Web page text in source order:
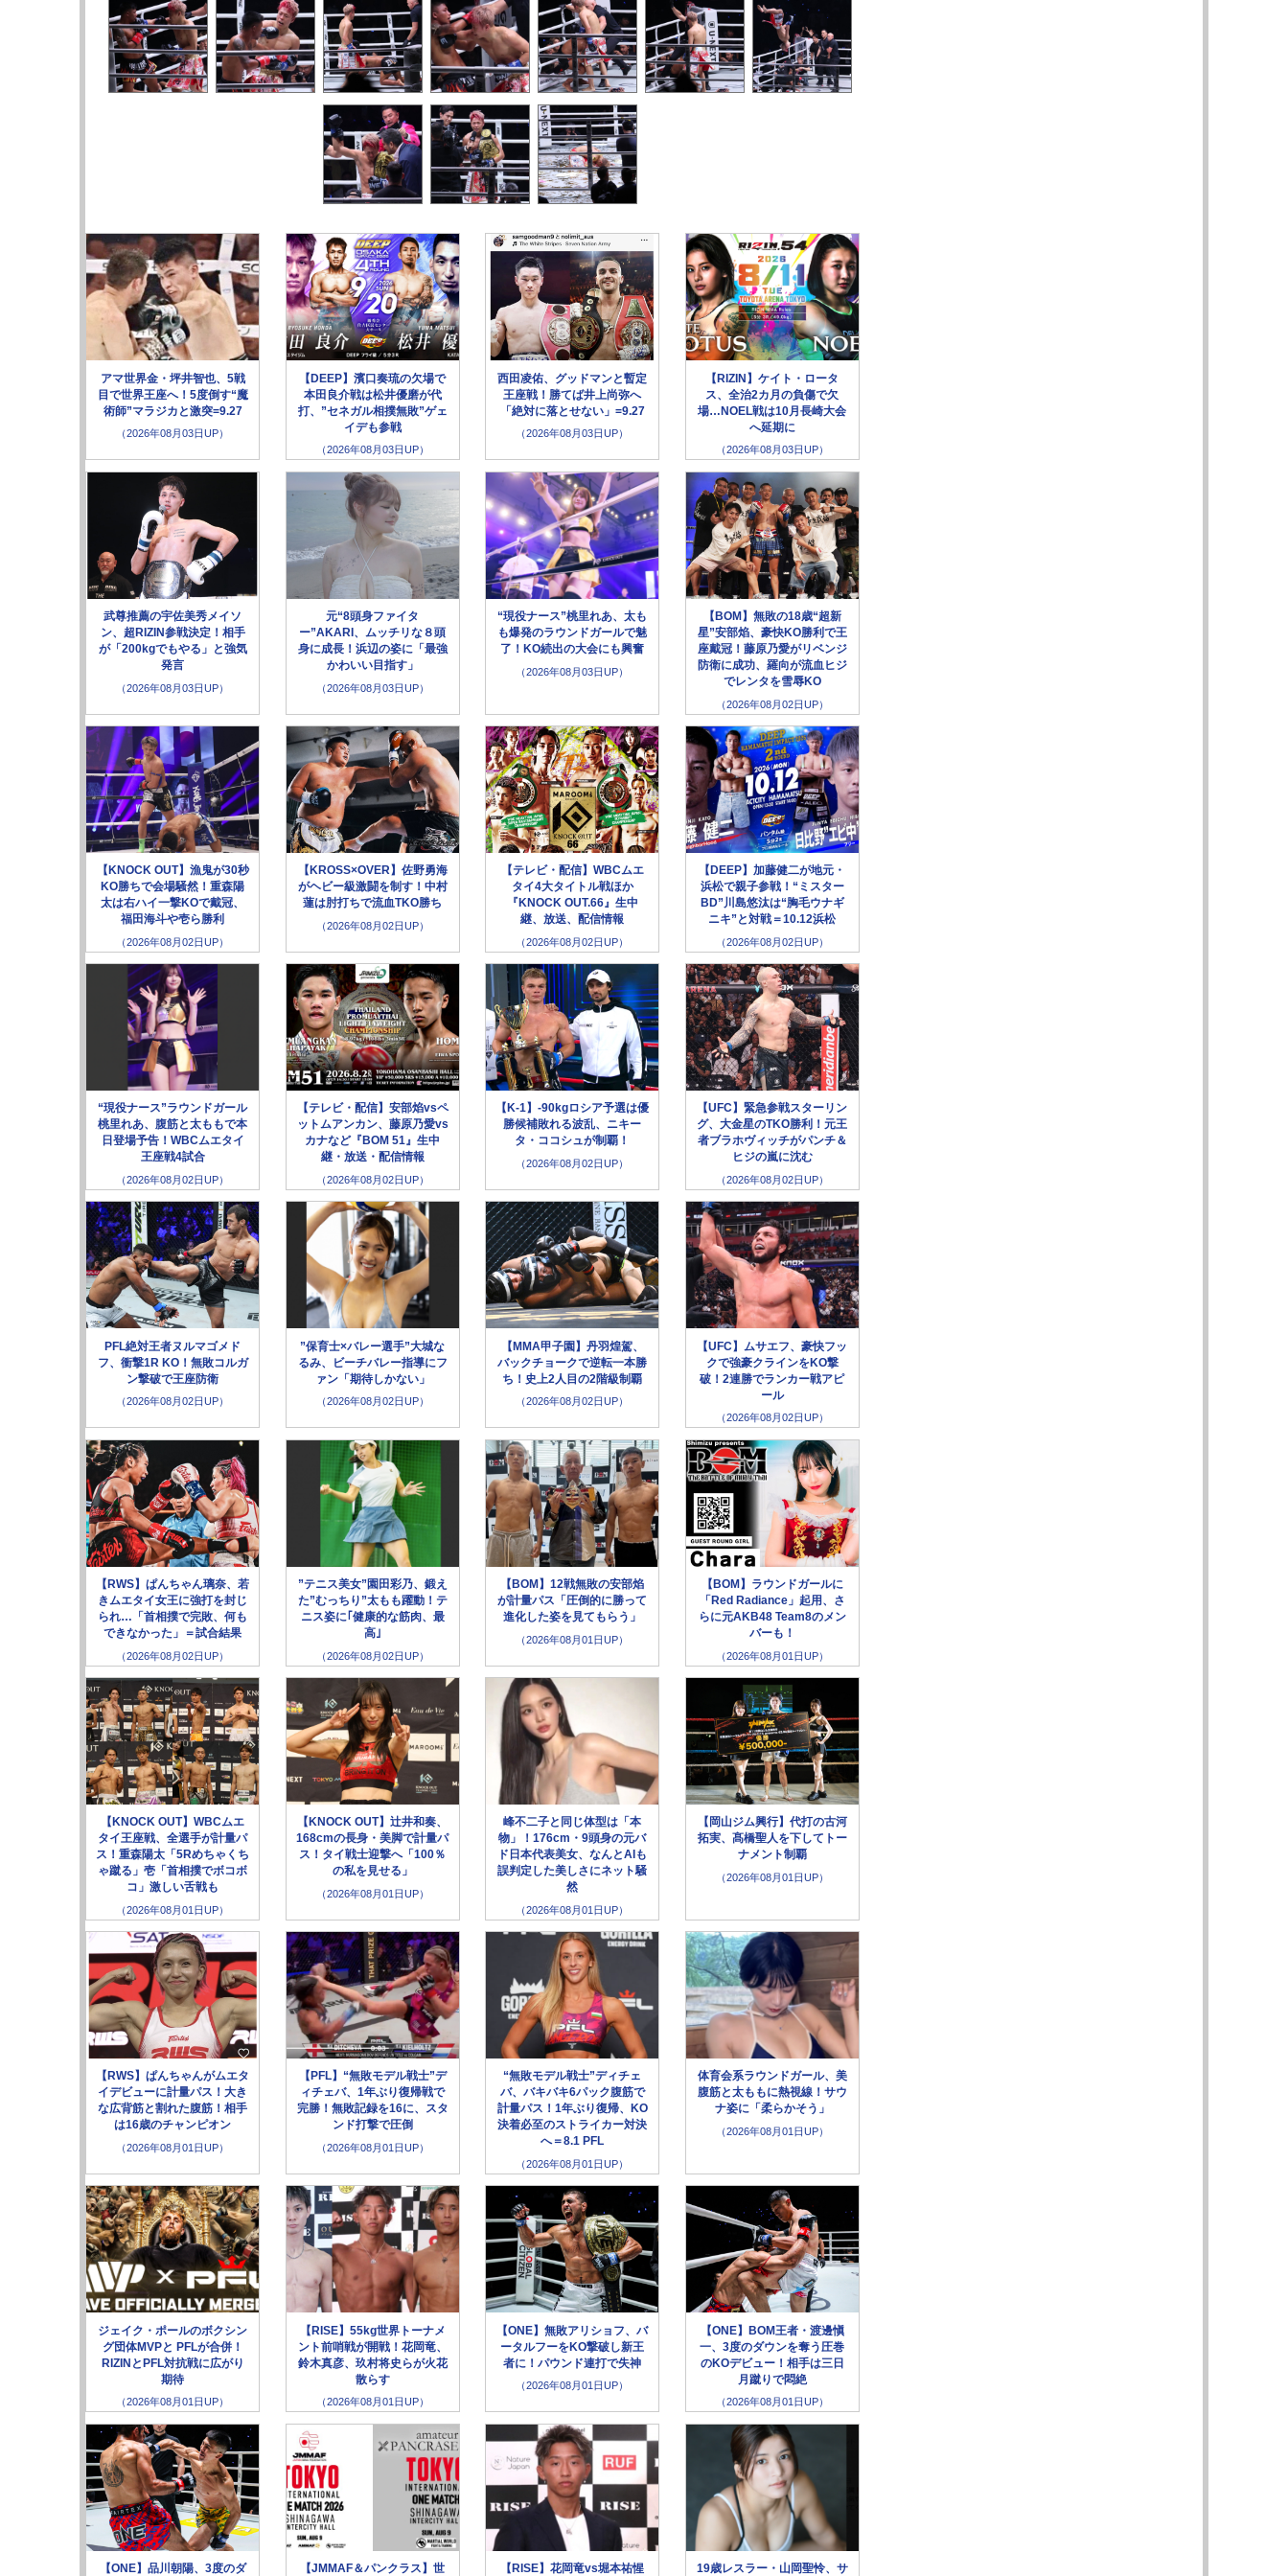
アマ世界金・坪井智也、5戦
目で世界王座へ！5度倒す“魔
術師”マラジカと激突=9.27
（2026年08月03日UP）
【DEEP】濱口奏琉の欠場で
本田良介戦は松井優磨が代
打、”セネガル相撲無敗”ゲェ
イデも参戦
（2026年08月03日UP）
西田凌佑、グッドマンと暫定
王座戦！勝てば井上尚弥へ
「絶対に落とせない」=9.27
（2026年08月03日UP）
【RIZIN】ケイト・ロータ
ス、全治2カ月の負傷で欠
場…NOEL戦は10月長崎大会
へ延期に
（2026年08月03日UP）
武尊推薦の宇佐美秀メイソ
ン、超RIZIN参戦決定！相手
が「200kgでもやる」と強気
発言
（2026年08月03日UP）
元“8頭身ファイタ
ー”AKARI、ムッチリな８頭
身に成長！浜辺の姿に「最強
かわいい目指す」
（2026年08月03日UP）
“現役ナース”桃里れあ、太も
も爆発のラウンドガールで魅
了！KO続出の大会にも興奮
（2026年08月03日UP）
【BOM】無敗の18歳“超新
星”安部焰、豪快KO勝利で王
座戴冠！藤原乃愛がリベンジ
防衛に成功、羅向が流血ヒジ
でレンタを雪辱KO
（2026年08月02日UP）
【KNOCK OUT】漁鬼が30秒
KO勝ちで会場騒然！重森陽
太は右ハイ一撃KOで戴冠、
福田海斗や壱ら勝利
（2026年08月02日UP）
【KROSS×OVER】佐野勇海
がヘビー級激闘を制す！中村
蓮は肘打ちで流血TKO勝ち
（2026年08月02日UP）
【テレビ・配信】WBCムエ
タイ4大タイトル戦ほか
『KNOCK OUT.66』生中
継、放送、配信情報
（2026年08月02日UP）
【DEEP】加藤健二が地元・
浜松で親子参戦！“ミスター
BD”川島悠汰は“胸毛ウナギ
ニキ”と対戦＝10.12浜松
（2026年08月02日UP）
“現役ナース”ラウンドガール
桃里れあ、腹筋と太ももで本
日登場予告！WBCムエタイ
王座戦4試合
（2026年08月02日UP）
【テレビ・配信】安部焰vsペ
ットムアンカン、藤原乃愛vs
カナなど『BOM 51』生中
継・放送・配信情報
（2026年08月02日UP）
【K-1】-90kgロシア予選は優
勝候補敗れる波乱、ニキー
タ・ココシュが制覇！
（2026年08月02日UP）
【UFC】緊急参戦スターリン
グ、大金星のTKO勝利！元王
者ブラホヴィッチがパンチ＆
ヒジの嵐に沈む
（2026年08月02日UP）
PFL絶対王者ヌルマゴメド
フ、衝撃1R KO！無敗コルガ
ン撃破で王座防衛
（2026年08月02日UP）
”保育士×バレー選手”大城な
るみ、ビーチバレー指導にフ
ァン「期待しかない」
（2026年08月02日UP）
【MMA甲子園】丹羽煌駕、
バックチョークで逆転一本勝
ち！史上2人目の2階級制覇
（2026年08月02日UP）
【UFC】ムサエフ、豪快フッ
クで強豪クラインをKO撃
破！2連勝でランカー戦アピ
ール
（2026年08月02日UP）
【RWS】ぱんちゃん璃奈、若
きムエタイ女王に強打を封じ
られ…「首相撲で完敗、何も
できなかった」＝試合結果
（2026年08月02日UP）
”テニス美女”園田彩乃、鍛え
た”むっちり”太もも躍動！テ
ニス姿に｢健康的な筋肉、最
高｣
（2026年08月02日UP）
【BOM】12戦無敗の安部焰
が計量パス「圧倒的に勝って
進化した姿を見てもらう」
（2026年08月01日UP）
【BOM】ラウンドガールに
「Red Radiance」起用、さ
らに元AKB48 Team8のメン
バーも！
（2026年08月01日UP）
【KNOCK OUT】WBCムエ
タイ王座戦、全選手が計量パ
ス！重森陽太「5Rめちゃくち
ゃ蹴る」壱「首相撲でボコボ
コ」激しい舌戦も
（2026年08月01日UP）
【KNOCK OUT】辻井和奏、
168cmの長身・美脚で計量パ
ス！タイ戦士迎撃へ「100％
の私を見せる」
（2026年08月01日UP）
峰不二子と同じ体型は「本
物」！176cm・9頭身の元バ
ド日本代表美女、なんとAIも
誤判定した美しさにネット騒
然
（2026年08月01日UP）
【岡山ジム興行】代打の古河
拓実、髙橋聖人を下してトー
ナメント制覇
（2026年08月01日UP）
【RWS】ぱんちゃんがムエタ
イデビューに計量パス！大き
な広背筋と割れた腹筋！相手
は16歳のチャンピオン
（2026年08月01日UP）
【PFL】“無敗モデル戦士”デ
ィチェバ、1年ぶり復帰戦で
完勝！無敗記録を16に、スタ
ンド打撃で圧倒
（2026年08月01日UP）
“無敗モデル戦士”ディチェ
バ、バキバキ6パック腹筋で
計量パス！1年ぶり復帰、KO
決着必至のストライカー対決
へ＝8.1 PFL
（2026年08月01日UP）
体育会系ラウンドガール、美
腹筋と太ももに熱視線！サウ
ナ姿に「柔らかそう」
（2026年08月01日UP）
ジェイク・ポールのボクシン
グ団体MVPと PFLが合併！
RIZINとPFL対抗戦に広がり
期待
（2026年08月01日UP）
【RISE】55kg世界トーナメ
ント前哨戦が開戦！花岡竜、
鈴木真彦、玖村将史らが火花
散らす
（2026年08月01日UP）
【ONE】無敗アリショフ、バ
ータルフーをKO撃破し新王
者に！パウンド連打で失神
（2026年08月01日UP）
【ONE】BOM王者・渡邊愼
一、3度のダウンを奪う圧巻
のKOデビュー！相手は三日
月蹴りで悶絶
（2026年08月01日UP）
【ONE】品川朝陽、3度のダ 【JMMAF＆パンクラス】世 【RISE】花岡竜vs堀本祐惺 19歳レスラー・山岡聖怜、サ